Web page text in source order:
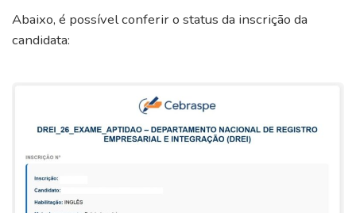
Abaixo, é possível conferir o status da inscrição da
candidata: